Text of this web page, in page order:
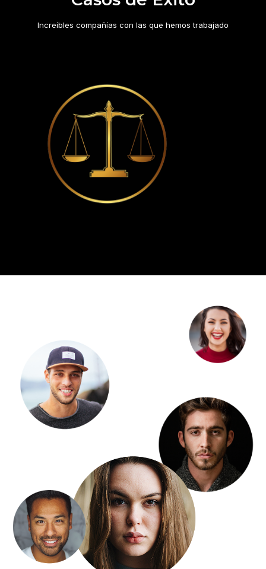
Increíbles compañías con las que hemos trabajado